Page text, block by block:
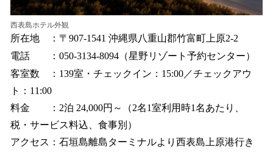
西表島ホテル外観
所在地 ：〒907‐1541 沖縄県八重山郡竹富町上原2-2
電話 ：050-3134-8094（星野リゾート予約センター）
客室数 ：139室・チェックイン：15:00／チェックアウ
ト：11:00
料金 ：2泊 24,000円～（2名1室利用時1名あたり、
税・サービス料込、食事別）
アクセス：石垣島離島ターミナルより西表島上原港行き